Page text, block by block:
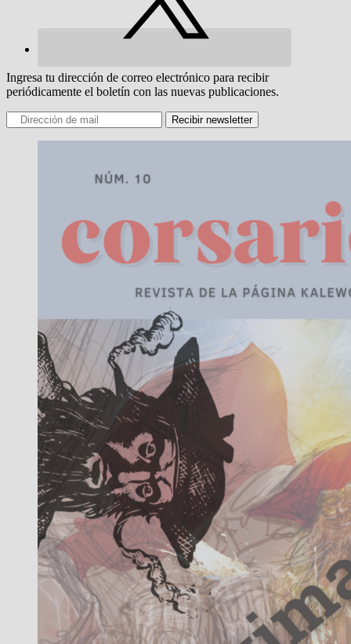
Ingresa tu dirección de correo electrónico para recibir
periódicamente el boletín con las nuevas publicaciones.
Recibir newsletter